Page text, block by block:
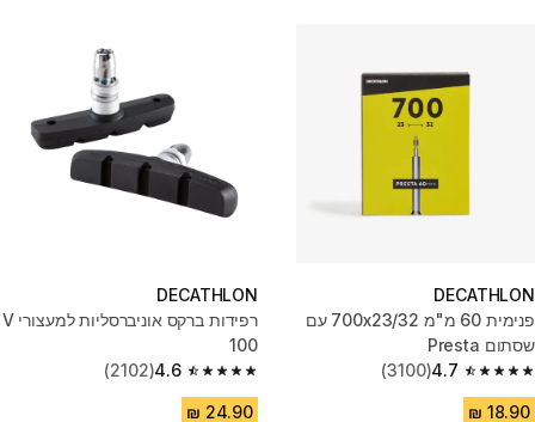
DECATHLON
פנימית 60 מ"מ 700x23/32 עם
שסתום Presta
4.7
4.7 out of 5 stars from 3100 reviews
(3100)
DECATHLON
רפידות ברקס אוניברסליות למעצורי V
100
4.6
4.6 out of 5 stars from 2102 reviews
(2102)